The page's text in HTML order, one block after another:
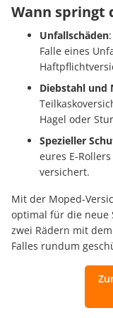
Wann springt
Unfallschäden
Falle eines
Diebstahl und
Hagel oder
Spezieller
eures E-
versichert.
Mit der Moped-
optimal für die neue
zwei Rädern mit
Falles rundum